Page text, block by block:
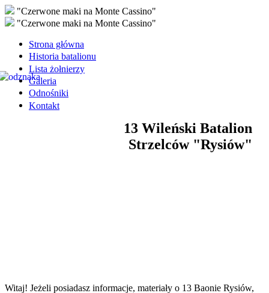
"Czerwone maki na Monte Cassino"
"Czerwone maki na Monte Cassino"
Strona główna
Historia batalionu
Lista żołnierzy
Galeria
Odnośniki
Kontakt
13 Wileński Batalion
Strzelców "Rysiów"
Witaj! Jeżeli posiadasz informacje, materiały o 13 Baonie Rysiów,